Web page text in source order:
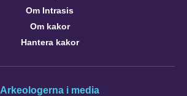
Om Intrasis
Om kakor
Hantera kakor
Arkeologerna i media